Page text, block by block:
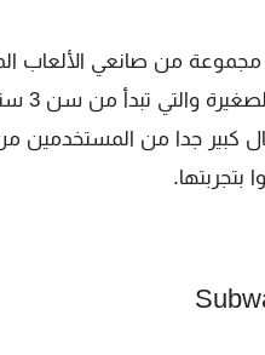
من صانعي الألعاب
حتى
جدا من المستخدمين من
بتجربتها.